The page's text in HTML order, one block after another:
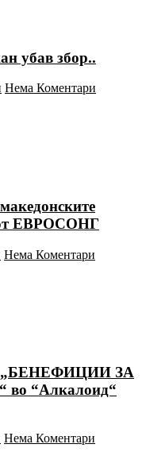
убав збор..
Нема Коментари
ЕВРОСОНГ
Нема Коментари
„БЕНЕФИЦИИ ЗА
“Алкалоид“
Нема Коментари